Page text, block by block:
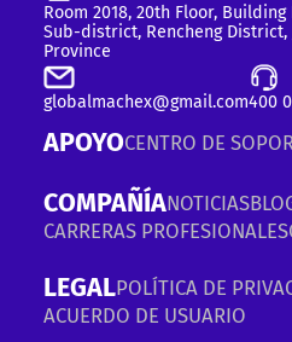
Room 2018, 20th Floor,
Sub-district, Rencheng District,
Province
globalmachex@gmail.com400
APOYOCENTRO DE
COMPAÑÍANOTICIAS
CARRERAS PROFESIONALES
LEGALPOLÍTICA DE
ACUERDO DE USUARIO